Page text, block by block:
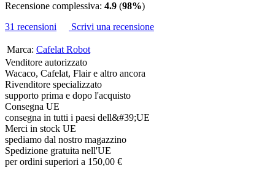
Recensione complessiva: 4.9 (98%)
31 recensioni
Scrivi una recensione
Marca: Cafelat Robot
Venditore autorizzato
Wacaco, Cafelat, Flair e altro ancora
Rivenditore specializzato
supporto prima e dopo l'acquisto
Consegna UE
consegna in tutti i paesi dell&#39;UE
Merci in stock UE
spediamo dal nostro magazzino
Spedizione gratuita nell'UE
per ordini superiori a 150,00 €